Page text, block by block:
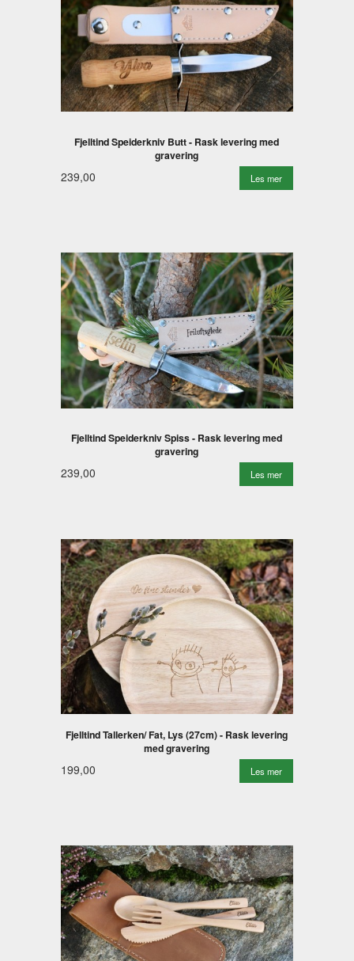
Fjelltind Speiderkniv Butt - Rask levering med
gravering
239,00 Les mer
Fjelltind Speiderkniv Spiss - Rask levering med
gravering
239,00 Les mer
Fjelltind Tallerken/ Fat, Lys (27cm) - Rask levering
med gravering
199,00 Les mer